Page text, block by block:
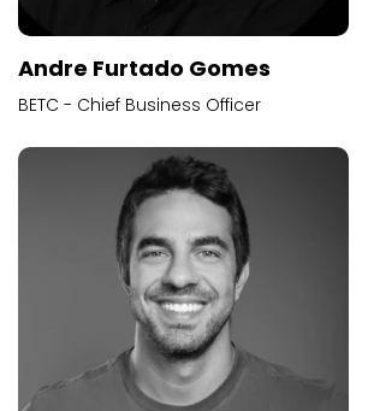
Andre Furtado Gomes
BETC - Chief Business Officer